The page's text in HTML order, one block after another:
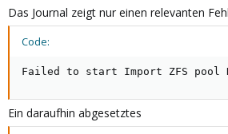
Das Journal zeigt nur einen relevanten
Code:
Failed to start Import ZFS pool
Ein daraufhin abgesetztes